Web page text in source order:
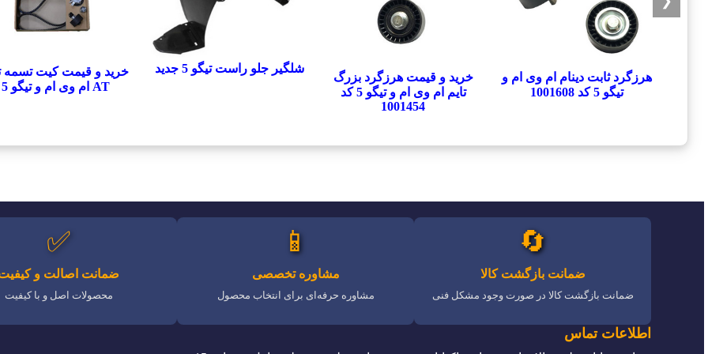
هرزگرد ثابت دینام ام وی ام و
تیگو 5 کد 1001608
خرید و قیمت هرزگرد بزرگ
تایم ام وی ام و تیگو 5 کد
1001454
شلگیر جلو راست تیگو 5 جدید
خرید و قیمت کیت تسمه
AT ام وی ام و تیگو 5
🔄
ضمانت بازگشت کالا
ضمانت بازگشت کالا در صورت وجود مشکل فنی
📱
مشاوره تخصصی
مشاوره حرفه‌ای برای انتخاب محصول
✅
ضمانت اصالت و
محصولات اصل و با کیفیت
اطلاعات تماس